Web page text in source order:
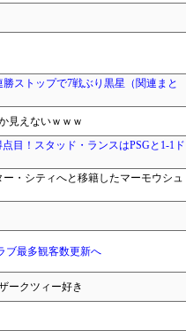
ストップで7戦ぶり黒星（関連まと
見えないｗｗｗ
目！スタッド・ランスはPSGと1-1ド
・シティへと移籍したマーモウシュ
ブ最多観客数更新へ
ークツィー好き